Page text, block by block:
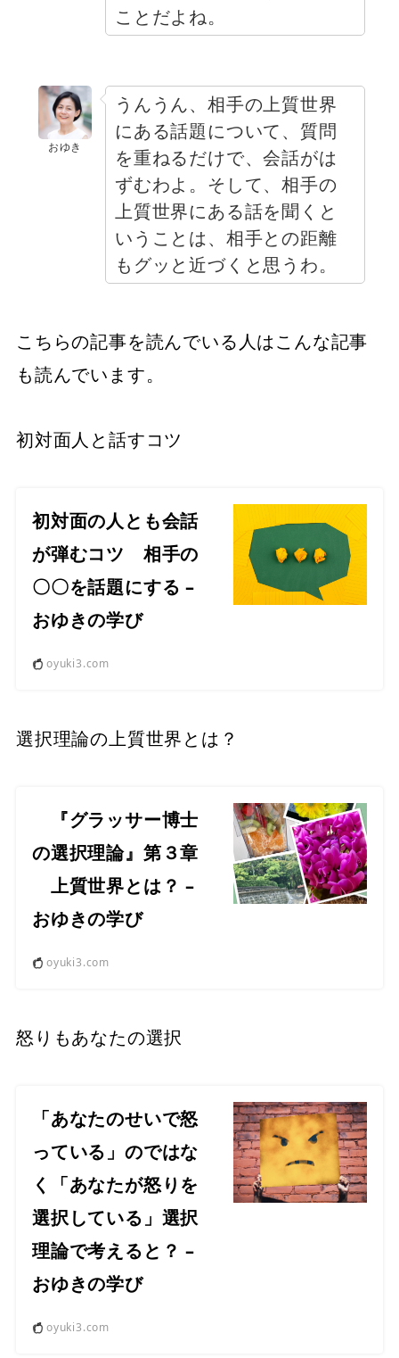
ことだよね。
おゆき
うんうん、相手の上質世界
にある話題について、質問
を重ねるだけで、会話がは
ずむわよ。そして、相手の
上質世界にある話を聞くと
いうことは、相手との距離
もグッと近づくと思うわ。
こちらの記事を読んでいる人はこんな記事
も読んでいます。
初対面人と話すコツ
初対面の人とも会話
が弾むコツ 相手の
〇〇を話題にする –
おゆきの学び
oyuki3.com
選択理論の上質世界とは？
『グラッサー博士
の選択理論』第３章
上質世界とは？ –
おゆきの学び
oyuki3.com
怒りもあなたの選択
「あなたのせいで怒
っている」のではな
く「あなたが怒りを
選択している」選択
理論で考えると？ –
おゆきの学び
oyuki3.com